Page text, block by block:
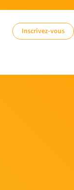
Inscrivez-vous